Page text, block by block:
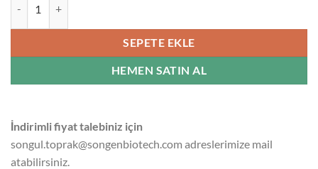
SEPETE EKLE
HEMEN SATIN AL
İndirimli fiyat talebiniz için
songul.toprak@songenbiotech.com adreslerimize mail
atabilirsiniz.